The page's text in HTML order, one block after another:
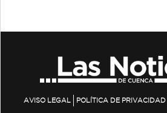
AVISO LEGAL POLÍTICA DE PRIVACIDAD